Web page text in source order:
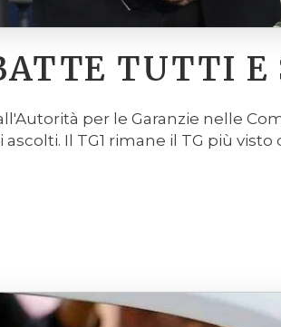
TUTTI E
per le Garanzie nelle
Il TG1 rimane il TG più visto